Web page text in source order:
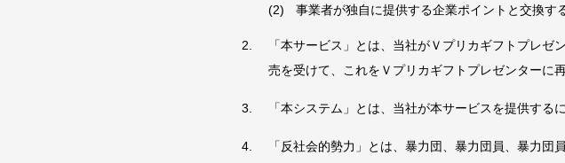
事業者が独自に提供する企業ポイントと交換す
「本サービス」とは、当社がＶプリカギフトプレ
売を受けて、これをＶプリカギフトプレゼンターに
「本システム」とは、当社が本サービスを提供する
「反社会的勢力」とは、暴力団、暴力団員、暴力